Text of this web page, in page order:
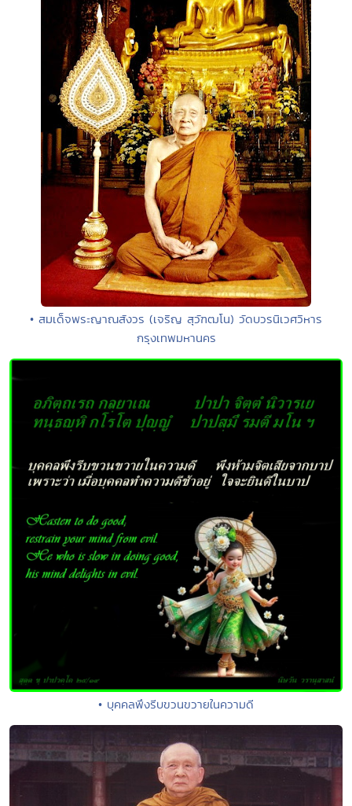
• สมเด็จพระญาณสังวร (เจริญ สุวัฑฒโน) วัดบวรนิเวศวิหาร
กรุงเทพมหานคร
• บุคคลพึงรีบขวนขวายในความดี